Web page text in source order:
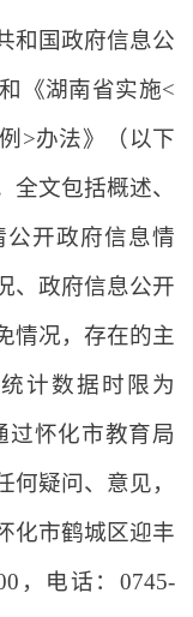
和国政府信息公
《湖南省实施<
>办法》（以下
文包括概述、
公开政府信息情
、政府信息公开
情况，存在的主
计数据时限为
过怀化市教育局
疑问、意见，
化市鹤城区迎丰
，电话：0745-